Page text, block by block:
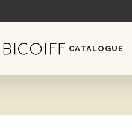
CATALOGUE